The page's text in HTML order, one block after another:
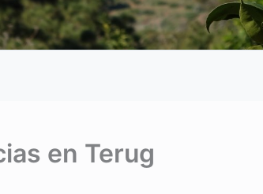
en Terug